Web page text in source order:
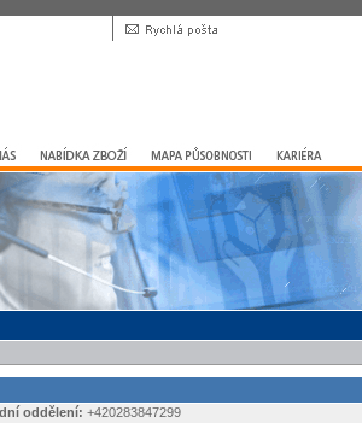
oddělení: +420283847299